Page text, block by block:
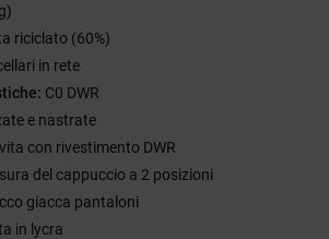
riciclato (60%)
in rete
C0 DWR
e nastrate
con rivestimento DWR
del cappuccio a 2 posizioni
giacca pantaloni
in lycra